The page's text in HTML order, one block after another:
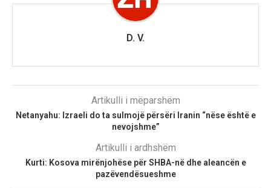
D. V.
Artikulli i mëparshëm
Netanyahu: Izraeli do ta sulmojë përsëri Iranin “nëse është e
nevojshme”
Artikulli i ardhshëm
Kurti: Kosova mirënjohëse për SHBA-në dhe aleancën e
pazëvendësueshme